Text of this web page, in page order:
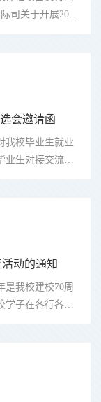
司关于开展2025
会邀请函
我校毕业生就业
生对接交流的
动的通知
是我校建校70周
学子在各行各业